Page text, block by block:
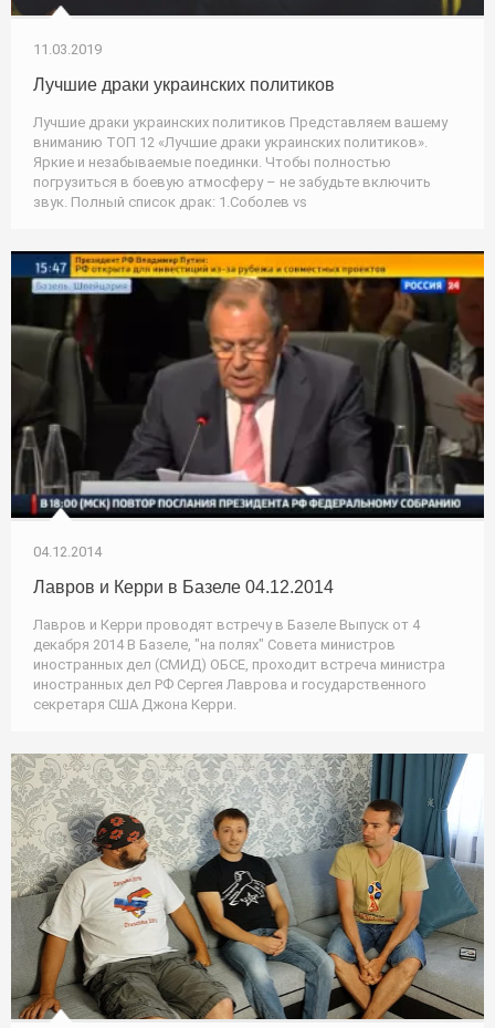
11.03.2019
Лучшие драки украинских политиков
Лучшие драки украинских политиков Представляем вашему
вниманию ТОП 12 «Лучшие драки украинских политиков».
Яркие и незабываемые поединки. Чтобы полностью
погрузиться в боевую атмосферу – не забудьте включить
звук. Полный список драк: 1.Соболев vs
04.12.2014
Лавров и Керри в Базеле 04.12.2014
Лавров и Керри проводят встречу в Базеле Выпуск от 4
декабря 2014 В Базеле, "на полях" Совета министров
иностранных дел (СМИД) ОБСЕ, проходит встреча министра
иностранных дел РФ Сергея Лаврова и государственного
секретаря США Джона Керри.